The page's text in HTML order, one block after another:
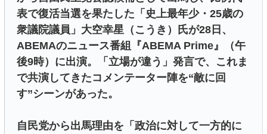
表で復活当選を果たした「史上最年少・25歳の
衆議院議員」大空幸星（こうき）氏が28日、
ABEMAのニュース番組『ABEMA Prime』（午
後9時）に出演。「立場が違う」発言で、これま
で共演してきたコメンテーター陣を“敵に回
す”シーンがあった。
自民党から出馬理由を「政治に対して一方的に